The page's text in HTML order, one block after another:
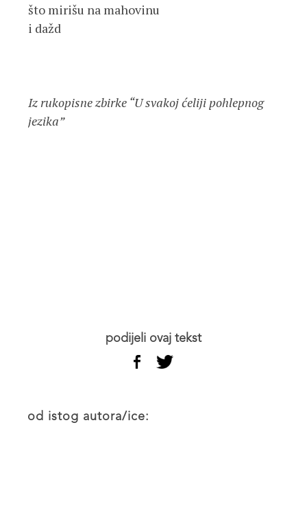
što mirišu na mahovinu
i dažd
Iz rukopisne zbirke “U svakoj ćeliji pohlepnog
jezika”
podijeli ovaj tekst
od istog autora/ice: